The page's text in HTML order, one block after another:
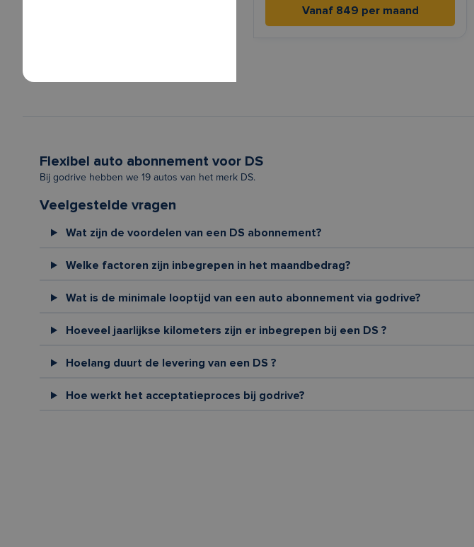
Vanaf 849 per maand
Flexibel auto abonnement voor DS
Bij godrive hebben we 19 autos van het merk DS.
Veelgestelde vragen
Wat zijn de voordelen van een DS abonnement?
Welke factoren zijn inbegrepen in het maandbedrag?
Wat is de minimale looptijd van een auto abonnement via godrive?
Hoeveel jaarlijkse kilometers zijn er inbegrepen bij een DS ?
Hoelang duurt de levering van een DS ?
Hoe werkt het acceptatieproces bij godrive?